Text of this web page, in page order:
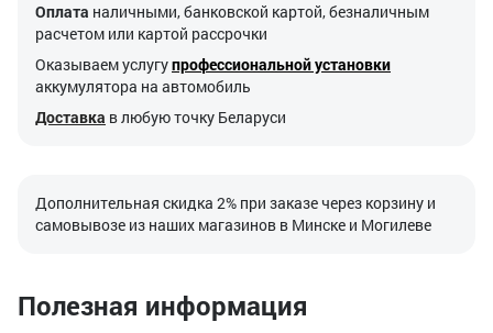
Оплата наличными, банковской картой, безналичным
расчетом или картой рассрочки
Оказываем услугупрофессиональной установки
аккумулятора на автомобиль
Доставка в любую точку Беларуси
Дополнительная скидка 2% при заказе через корзину и
самовывозе из наших магазинов в Минске и Могилеве
Полезная информация